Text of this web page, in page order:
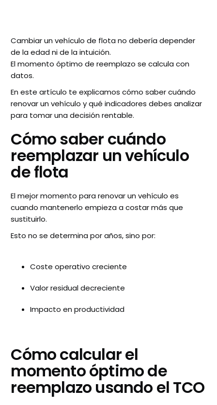
Cambiar un vehículo de flota no debería depender
de la edad ni de la intuición.
El momento óptimo de reemplazo se calcula con
datos.
En este artículo te explicamos cómo saber cuándo
renovar un vehículo y qué indicadores debes analizar
para tomar una decisión rentable.
Cómo saber cuándo
reemplazar un vehículo
de flota
El mejor momento para renovar un vehículo es
cuando mantenerlo empieza a costar más que
sustituirlo.
Esto no se determina por años, sino por:
Coste operativo creciente
Valor residual decreciente
Impacto en productividad
Cómo calcular el
momento óptimo de
reemplazo usando el TCO